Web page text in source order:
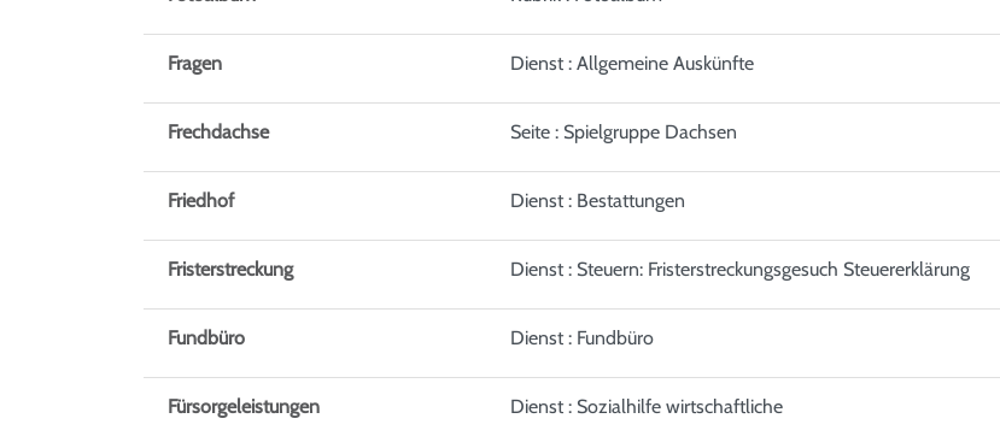
Fragen Dienst : Allgemeine Auskünfte
Frechdachse Seite : Spielgruppe Dachsen
Friedhof Dienst : Bestattungen
Fristerstreckung Dienst : Steuern: Fristerstreckungsgesuch Steuererklärung
Fundbüro Dienst : Fundbüro
Fürsorgeleistungen Dienst : Sozialhilfe wirtschaftliche